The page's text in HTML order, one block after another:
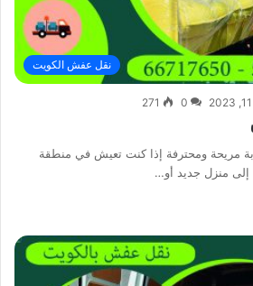
نقل عفش الكويت
0
271
مريحة ومحترفة إذا كنت تعيش في منطقة
منزل جديد أو…